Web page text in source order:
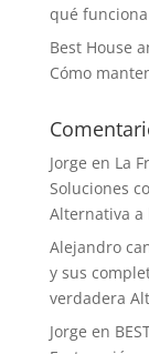
qué
Best House
Cómo
Jorge en La
Soluciones
Alternativa a
Alejandro
y sus
verdadera
Jorge en